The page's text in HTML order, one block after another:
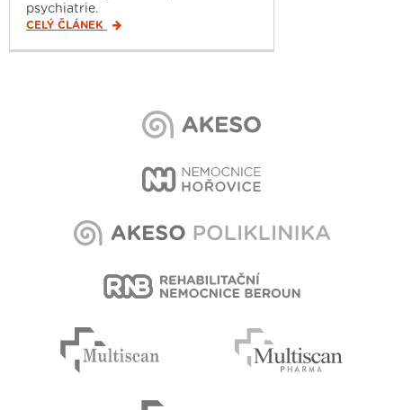
psychiatrie.
CELÝ ČLÁNEK